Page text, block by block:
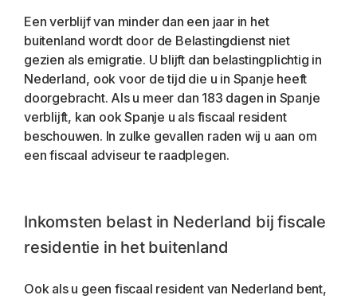
Een verblijf van minder dan een jaar in het
buitenland wordt door de Belastingdienst niet
gezien als emigratie. U blijft dan belastingplichtig in
Nederland, ook voor de tijd die u in Spanje heeft
doorgebracht. Als u meer dan 183 dagen in Spanje
verblijft, kan ook Spanje u als fiscaal resident
beschouwen. In zulke gevallen raden wij u aan om
een fiscaal adviseur te raadplegen.
Inkomsten belast in Nederland bij fiscale
residentie in het buitenland
Ook als u geen fiscaal resident van Nederland bent,